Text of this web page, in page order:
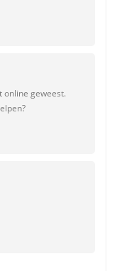
online geweest.